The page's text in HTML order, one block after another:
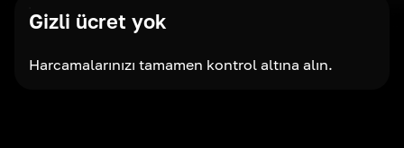
Gizli ücret yok
Harcamalarınızı tamamen kontrol altına alın.